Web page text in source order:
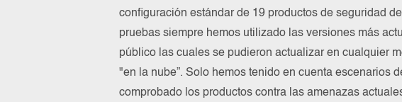
configuración estándar de 19 productos de seguridad
pruebas siempre hemos utilizado las versiones más
público las cuales se pudieron actualizar en cualquier
"en la nube”. Solo hemos tenido en cuenta escenarios
comprobado los productos contra las amenazas